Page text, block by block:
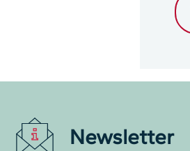
Newsletter